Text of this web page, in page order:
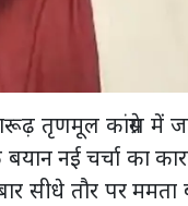
तृणमूल कांग्रेस में
नई चर्चा का
सीधे तौर पर ममता